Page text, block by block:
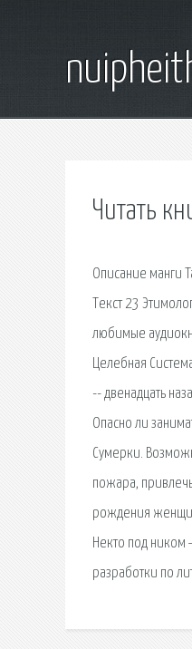
Читать
Описание манги
Tекст 23
любимые
Целебная
-- двенадцать
Опасно ли
Сумерки.
пожара,
рождения
Некто под ником
разработки по